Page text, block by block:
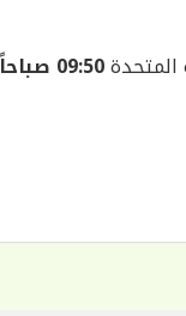
09:50 صباحاً